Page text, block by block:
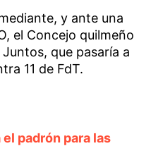
y ante una
el Concejo quilmeño
que pasaría a
11 de FdT.
padrón para las